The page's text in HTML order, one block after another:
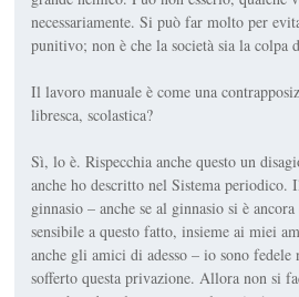
necessariamente. Si può far molto per
punitivo; non è che la società sia la colpa
Il lavoro manuale è come una
libresca, scolastica?
Sì, lo è. Rispecchia anche questo un
anche ho descritto nel Sistema periodico.
ginnasio – anche se al ginnasio si è
sensibile a questo fatto, insieme ai miei
anche gli amici di adesso – io sono
sofferto questa privazione. Allora non si